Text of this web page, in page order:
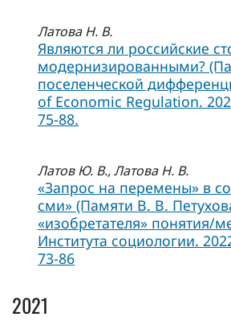
Латова Н. В.
Являются ли российские
модернизированными?
поселенческой
of Economic Regulation.
75-88.
Латов Ю. В., Латова Н. В.
«Запрос на перемены» в
сми» (Памяти В. В.
«изобретателя» понятия/
Института социологии.
73-86
2021